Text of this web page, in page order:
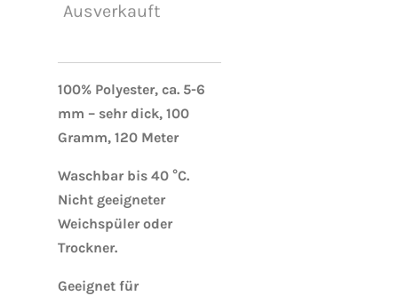
Ausverkauft
100% Polyester, ca. 5-6
mm – sehr dick, 100
Gramm, 120 Meter
Waschbar bis 40 °C.
Nicht geeigneter
Weichspüler oder
Trockner.
Geeignet für